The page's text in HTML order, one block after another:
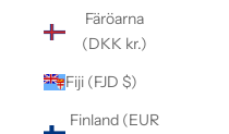
Färöarna
(DKK kr.)
Fiji (FJD $)
Finland (EUR